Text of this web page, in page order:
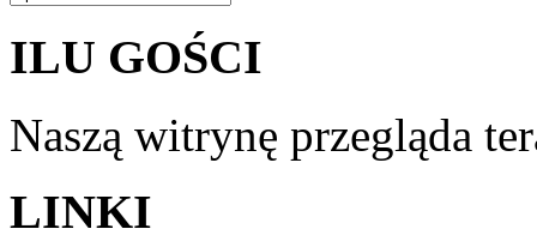
ILU GOŚCI
Naszą witrynę przegląda
LINKI